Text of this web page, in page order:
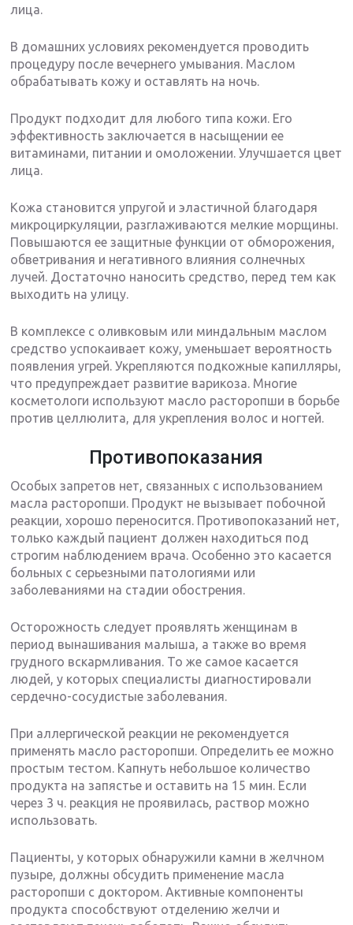
лица.
В домашних условиях рекомендуется проводить
процедуру после вечернего умывания. Маслом
обрабатывать кожу и оставлять на ночь.
Продукт подходит для любого типа кожи. Его
эффективность заключается в насыщении ее
витаминами, питании и омоложении. Улучшается цвет
лица.
Кожа становится упругой и эластичной благодаря
микроциркуляции, разглаживаются мелкие морщины.
Повышаются ее защитные функции от обморожения,
обветривания и негативного влияния солнечных
лучей. Достаточно наносить средство, перед тем как
выходить на улицу.
В комплексе с оливковым или миндальным маслом
средство успокаивает кожу, уменьшает вероятность
появления угрей. Укрепляются подкожные капилляры,
что предупреждает развитие варикоза. Многие
косметологи используют масло расторопши в борьбе
против целлюлита, для укрепления волос и ногтей.
Противопоказания
Особых запретов нет, связанных с использованием
масла расторопши. Продукт не вызывает побочной
реакции, хорошо переносится. Противопоказаний нет,
только каждый пациент должен находиться под
строгим наблюдением врача. Особенно это касается
больных с серьезными патологиями или
заболеваниями на стадии обострения.
Осторожность следует проявлять женщинам в
период вынашивания малыша, а также во время
грудного вскармливания. То же самое касается
людей, у которых специалисты диагностировали
сердечно-сосудистые заболевания.
При аллергической реакции не рекомендуется
применять масло расторопши. Определить ее можно
простым тестом. Капнуть небольшое количество
продукта на запястье и оставить на 15 мин. Если
через 3 ч. реакция не проявилась, раствор можно
использовать.
Пациенты, у которых обнаружили камни в желчном
пузыре, должны обсудить применение масла
расторопши с доктором. Активные компоненты
продукта способствуют отделению желчи и